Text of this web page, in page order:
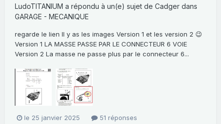
LudoTITANIUM a répondu à un(e) sujet de Cadger dans
GARAGE - MECANIQUE
regarde le lien Il y as les images Version 1 et les version 2 😉
Version 1 LA MASSE PASSE PAR LE CONNECTEUR 6 VOIE
Version 2 La masse ne passe plus par le connecteur 6...
le 25 janvier 2025 51 réponses